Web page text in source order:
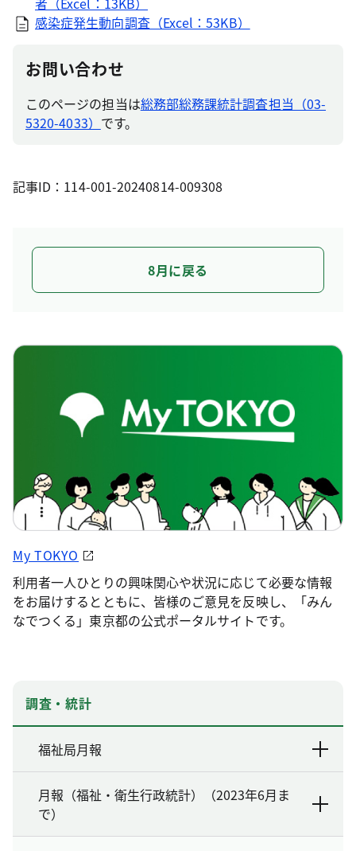
感染症発生動向調査（Excel：53KB）
お問い合わせ
このページの担当は総務部総務課統計調査担当（03-
5320-4033） です。
記事ID：114-001-20240814-009308
8月に戻る
My TOKYO
利用者一人ひとりの興味関心や状況に応じて必要な情報
をお届けするとともに、皆様のご意見を反映し、「みん
なでつくる」東京都の公式ポータルサイトです。
調査・統計
福祉局月報
月報（福祉・衛生行政統計）（2023年6月ま
で）